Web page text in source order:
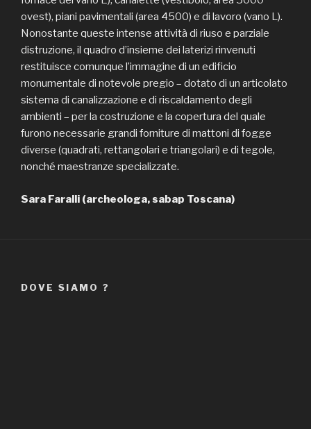
ovest), piani pavimentali (area 4500) e di lavoro (vano L).
Nonostante queste intense attività di riuso e parziale
distruzione, il quadro d’insieme dei laterizi rinvenuti
restituisce comunque l’immagine di un edificio
monumentale di notevole pregio – dotato di un articolato
sistema di canalizzazione e di riscaldamento degli
ambienti – per la costruzione e la copertura del quale
furono necessarie grandi forniture di mattoni di fogge
diverse (quadrati, rettangolari e triangolari) e di tegole,
nonché maestranze specializzate.
Sara Faralli (archeologa, sabap Toscana)
DOVE SIAMO ?